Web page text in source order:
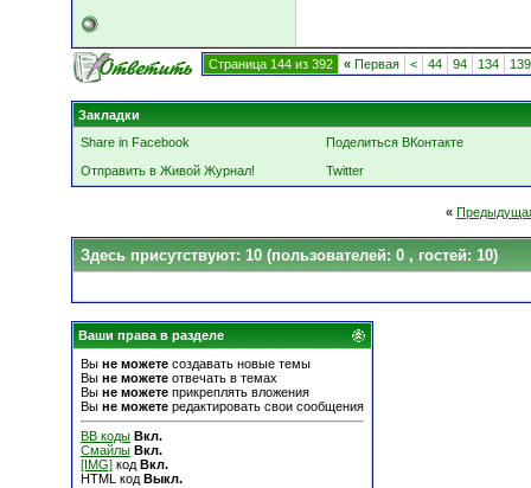
Страница 144 из 392 « Первая < 44 94 134 139
Закладки
Share in Facebook
Поделиться ВКонтакте
Отправить в Живой Журнал!
Twitter
«
Здесь присутствуют: 10 (пользователей: 0 , гостей: 10)
Ваши права в разделе
Вы не можете создавать новые темы
Вы не можете отвечать в темах
Вы не можете прикреплять вложения
Вы не можете редактировать свои сообщения
BB коды Вкл.
Смайлы Вкл.
[IMG] код Вкл.
HTML код Выкл.